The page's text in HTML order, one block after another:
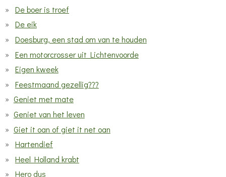
De boer is troef
De eik
Doesburg, een stad om van te houden
Een motorcrosser uit Lichtenvoorde
Eigen kweek
Feestmaand gezellig???
Geniet met mate
Geniet van het leven
Giet it oan of giet it net oan
Hartendief
Heel Holland krabt
Hero dus